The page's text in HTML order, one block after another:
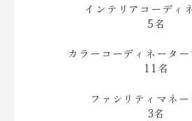
インテリアコーディ
5名
カラーコーディネータ
11名
ファシリティマネ
3名